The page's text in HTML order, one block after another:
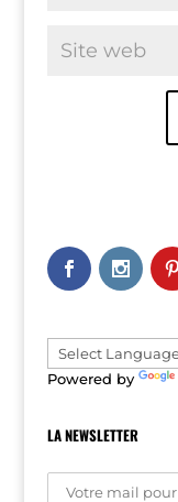
n
a
v
e
:Powered by
LA NEWSLETTER